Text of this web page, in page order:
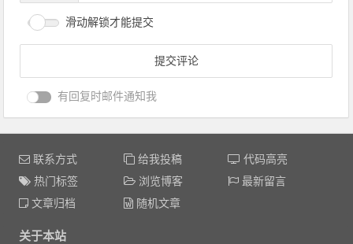
滑动解锁才能提交
有回复时邮件通知我
联系方式 给我投稿
代码高亮
热门标签
浏览博客
最新留言
文章归档
随机文章
关于本站